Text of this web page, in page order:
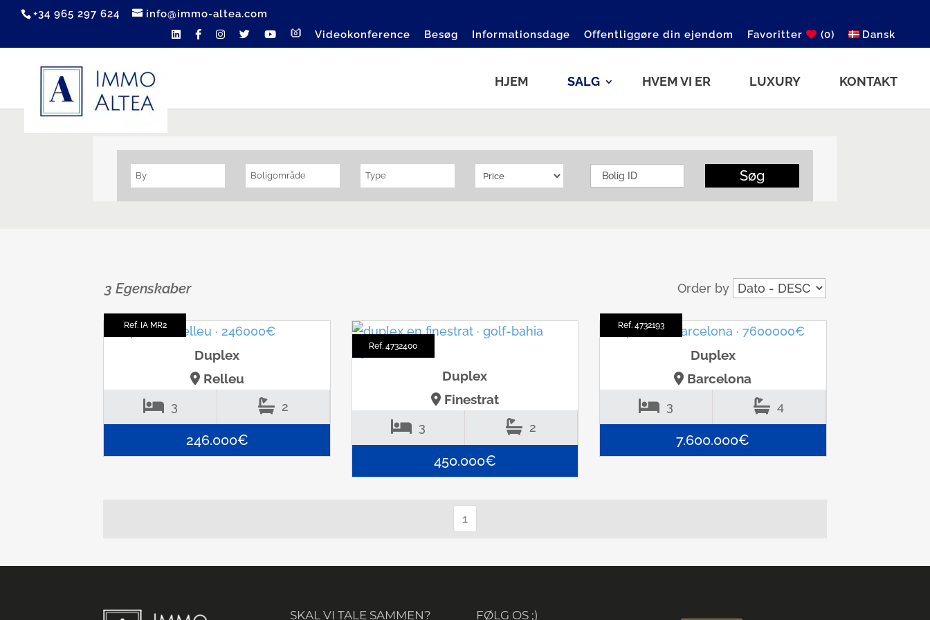
+34 965 297 624
info@immo-altea.com
Videokonference
Besøg Informationsdage Offentliggøre din ejendom Favoritter (0) Dansk
HJEM SALG HVEM VI ER LUXURY KONTAKT
By Boligområde Type Søg
3 Egenskaber Order by
Ref. IA MR2
Duplex
Relleu
3 2
246.000€
Ref. 4732400
Duplex
Finestrat
3 2
450.000€
Ref. 4732193
Duplex
Barcelona
3 4
7.600.000€
1
SKAL VI TALE SAMMEN? FØLG OS ;)